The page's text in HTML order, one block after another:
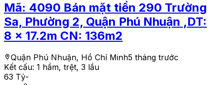
Mã: 4090 Bán mặt tiền 290 Trường
Sa, Phường 2, Quận Phú Nhuận ,DT:
8 x 17.2m CN: 136m2
Quận Phú Nhuận, Hồ Chí Minh5 tháng trước
Kết cấu: 1 hầm, trệt, 3 lầu
63 Tỷ-